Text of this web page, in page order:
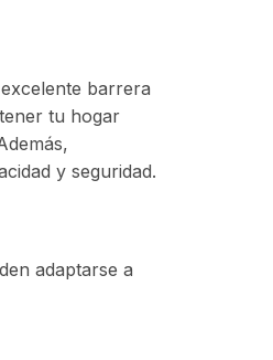
barrera
tu hogar
y seguridad.
adaptarse a